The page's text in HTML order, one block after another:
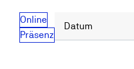
Online
Präsenz
Datum